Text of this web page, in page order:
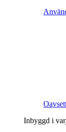
Inbyggd i